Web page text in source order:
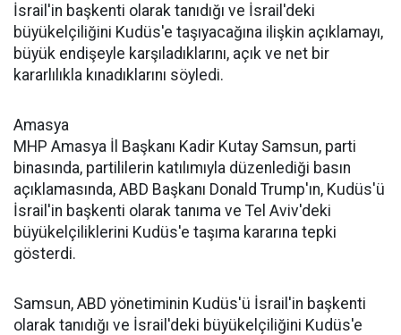
İsrail'in başkenti olarak tanıdığı ve İsrail'deki
büyükelçiliğini Kudüs'e taşıyacağına ilişkin açıklamayı,
büyük endişeyle karşıladıklarını, açık ve net bir
kararlılıkla kınadıklarını söyledi.
Amasya
MHP Amasya İl Başkanı Kadir Kutay Samsun, parti
binasında, partililerin katılımıyla düzenlediği basın
açıklamasında, ABD Başkanı Donald Trump'ın, Kudüs'ü
İsrail'in başkenti olarak tanıma ve Tel Aviv'deki
büyükelçiliklerini Kudüs'e taşıma kararına tepki
gösterdi.
Samsun, ABD yönetiminin Kudüs'ü İsrail'in başkenti
olarak tanıdığı ve İsrail'deki büyükelçiliğini Kudüs'e